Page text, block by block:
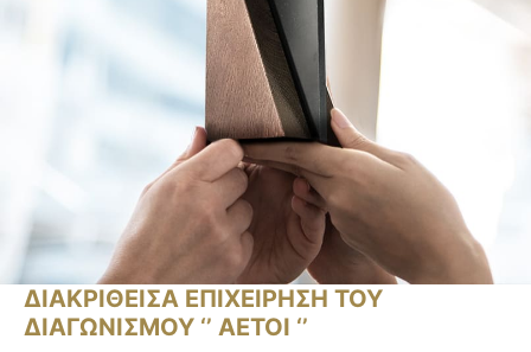
ΔΙΑΚΡΙΘΕΙΣΑ ΕΠΙΧΕΙΡΗΣΗ ΤΟΥ
ΔΙΑΓΩΝΙΣΜΟΥ ‘’ ΑΕΤΟΙ ‘’